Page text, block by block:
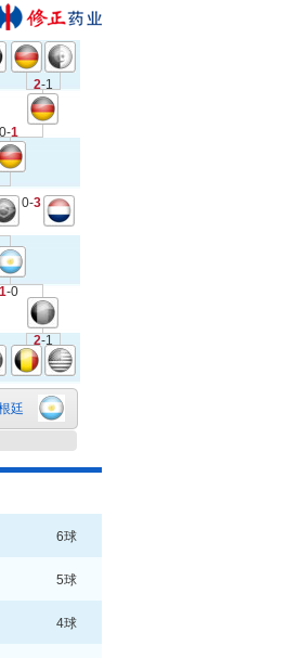
2-1
0-1
1-0
2-1
0-3
廷
6球
5球
4球